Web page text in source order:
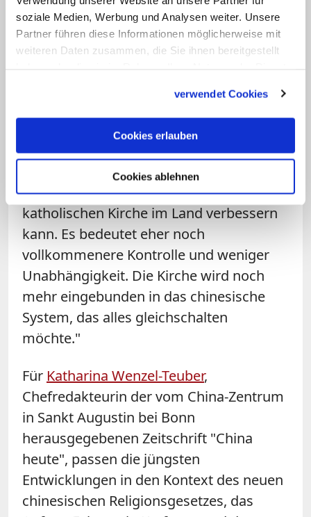
soziale Medien, Werbung und Analysen weiter. Unsere
Partner führen diese Informationen möglicherweise mit
weiteren Daten zusammen, die Sie ihnen bereitgestellt
verwendet Cookies
Cookies erlauben
Cookies ablehnen
dem Vatikan warnte die Sinologin Katharina
Wenzel-Teuber: Ein solches Abkommen berge für
die chinesischen Gläubigen auch erhebliche
Gleichzeitig warnt der Kirchenkenner aus
Peking vor einem immer perfekteren und
besser organisierten Staat. "Ich glaube
kaum, dass ein Abkommen die Lage der
katholischen Kirche im Land verbessern
kann. Es bedeutet eher noch
vollkommenere Kontrolle und weniger
Unabhängigkeit. Die Kirche wird noch
mehr eingebunden in das chinesische
System, das alles gleichschalten
möchte."
Für Katharina Wenzel-Teuber,
Chefredakteurin der vom China-Zentrum
in Sankt Augustin bei Bonn
herausgegebenen Zeitschrift "China
heute", passen die jüngsten
Entwicklungen in den Kontext des neuen
chinesischen Religionsgesetzes, das